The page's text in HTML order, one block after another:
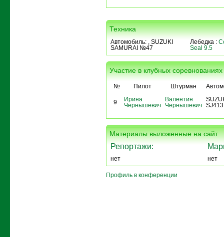
Техника
Автомобиль: , SUZUKI
SAMURAI №47
Лебедка :
Seal 9.5
Участие в клубных соревнованиях
№ Пилот Штурман
9
Ирина
Чернышевич
Валентин
Чернышевич
SJ413
Материалы выложенные на сайт
Репортажи:
нет нет
Профиль в конференции